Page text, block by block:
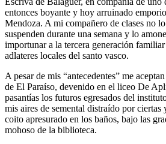
entonces boyante y hoy arruinado
Mendoza. A mi compañero de clases no
suspenden durante una semana y lo
importunar a la tercera generación
adlateres locales del santo vasco.
A pesar de mis “antecedentes” me
de El Paraíso, devenido en el liceo De
pasantías los futuros egresados del
mis aires de semental distraído por ciertas
coito apresurado en los baños, bajo las
mohoso de la biblioteca.